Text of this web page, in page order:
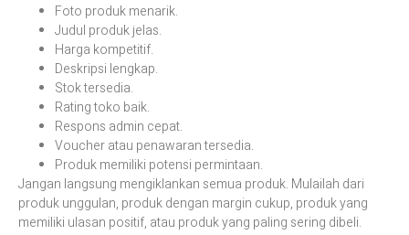
Foto produk menarik.
Judul produk jelas.
Harga kompetitif.
Deskripsi lengkap.
Stok tersedia.
Rating toko baik.
Respons admin cepat.
Voucher atau penawaran tersedia.
Produk memiliki potensi permintaan.
Jangan langsung mengiklankan semua produk. Mulailah dari
produk unggulan, produk dengan margin cukup, produk yang
memiliki ulasan positif, atau produk yang paling sering dibeli.